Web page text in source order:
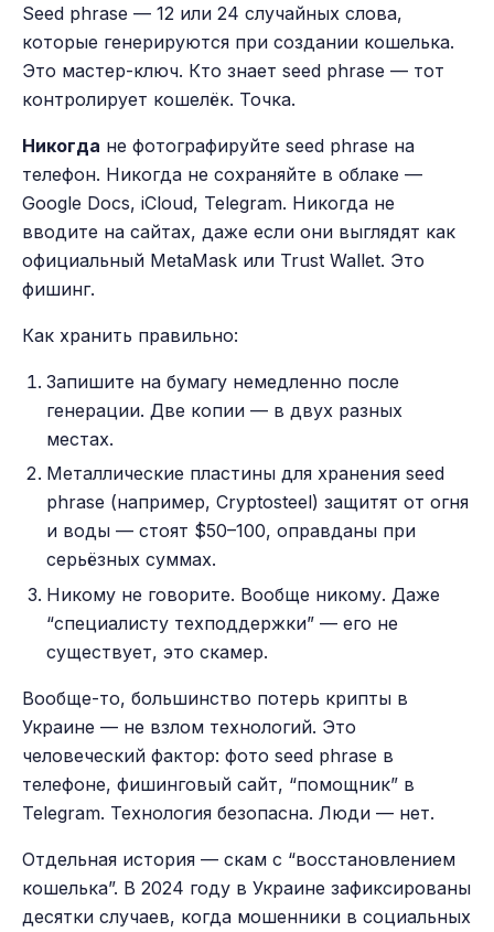
Seed phrase — 12 или 24 случайных слова,
которые генерируются при создании кошелька.
Это мастер-ключ. Кто знает seed phrase — тот
контролирует кошелёк. Точка.
Никогда не фотографируйте seed phrase на
телефон. Никогда не сохраняйте в облаке —
Google Docs, iCloud, Telegram. Никогда не
вводите на сайтах, даже если они выглядят как
официальный MetaMask или Trust Wallet. Это
фишинг.
Как хранить правильно:
Запишите на бумагу немедленно после
генерации. Две копии — в двух разных
местах.
Металлические пластины для хранения seed
phrase (например, Cryptosteel) защитят от огня
и воды — стоят $50–100, оправданы при
серьёзных суммах.
Никому не говорите. Вообще никому. Даже
“специалисту техподдержки” — его не
существует, это скамер.
Вообще-то, большинство потерь крипты в
Украине — не взлом технологий. Это
человеческий фактор: фото seed phrase в
телефоне, фишинговый сайт, “помощник” в
Telegram. Технология безопасна. Люди — нет.
Отдельная история — скам с “восстановлением
кошелька”. В 2024 году в Украине зафиксированы
десятки случаев, когда мошенники в социальных